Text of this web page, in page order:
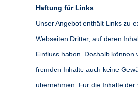
Haftung für Links
Unser Angebot enthält Links zu
Webseiten Dritter, auf deren
Einfluss haben. Deshalb können
fremden Inhalte auch keine
übernehmen. Für die Inhalte der